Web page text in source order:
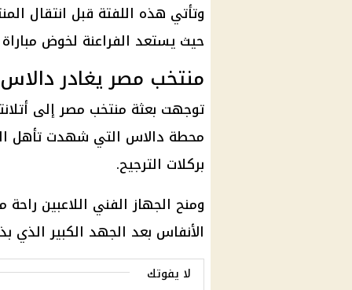
وتأتي هذه اللفتة قبل انتقال
حيث يستعد الفراعنة لخوض
منتخب مصر يغادر دالاس
توجهت بعثة منتخب مصرإلى
محطة دالاس التي شهدت تأهل المنتخب
بركلات الترجيح.
ومنح الجهاز الفني اللاعبين
الأنفاس بعد الجهد الكبير الذي
لا يفوتك